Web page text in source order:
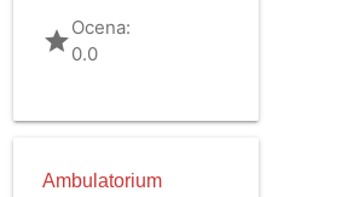
gradeOcena:
0.0
Ambulatorium